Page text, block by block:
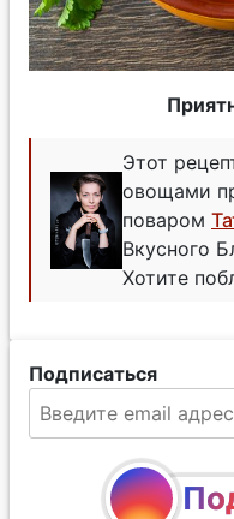
Этот
овощами
поваром
Вкусного
Хотите
Подписаться